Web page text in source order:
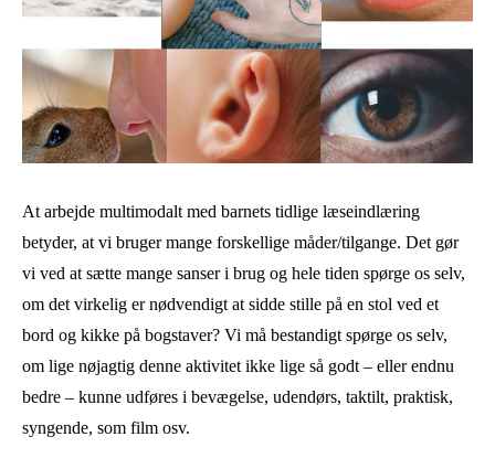
At arbejde multimodalt med barnets tidlige læseindlæring
betyder, at vi bruger mange forskellige måder/tilgange. Det gør
vi ved at sætte mange sanser i brug og hele tiden spørge os selv,
om det virkelig er nødvendigt at sidde stille på en stol ved et
bord og kikke på bogstaver? Vi må bestandigt spørge os selv,
om lige nøjagtig denne aktivitet ikke lige så godt – eller endnu
bedre – kunne udføres i bevægelse, udendørs, taktilt, praktisk,
syngende, som film osv.